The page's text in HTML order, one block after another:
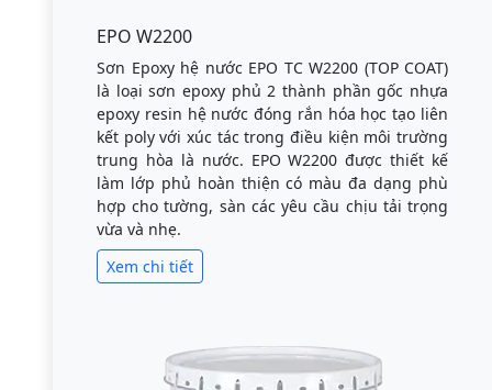
EPO W2200
Sơn Epoxy hệ nước EPO TC W2200 (TOP COAT)
là loại sơn epoxy phủ 2 thành phần gốc nhựa
epoxy resin hệ nước đóng rắn hóa học tạo liên
kết poly với xúc tác trong điều kiện môi trường
trung hòa là nước. EPO W2200 được thiết kế
làm lớp phủ hoàn thiện có màu đa dạng phù
hợp cho tường, sàn các yêu cầu chịu tải trọng
vừa và nhẹ.
Xem chi tiết